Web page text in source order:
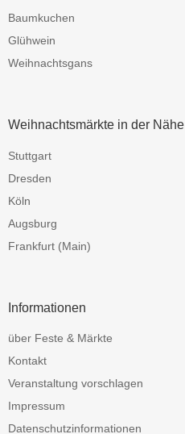
Baumkuchen
Glühwein
Weihnachtsgans
Weihnachtsmärkte in der Nähe
Stuttgart
Dresden
Köln
Augsburg
Frankfurt (Main)
Informationen
über Feste & Märkte
Kontakt
Veranstaltung vorschlagen
Impressum
Datenschutzinformationen